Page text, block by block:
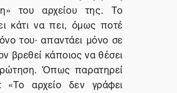
του αρχείου της. Το
κάτι να πει, όμως ποτέ
του· απαντάει μόνο σε
βρεθεί κάποιος να θέσει
Όπως παρατηρεί
: «Το αρχείο δεν γράφει